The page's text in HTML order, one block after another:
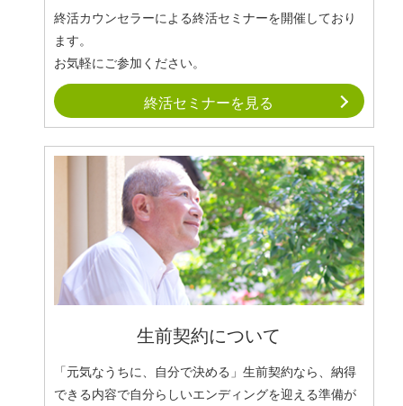
終活カウンセラーによる終活セミナーを開催しており
ます。
お気軽にご参加ください。
終活セミナーを見る
生前契約について
「元気なうちに、自分で決める」生前契約なら、納得
できる内容で自分らしいエンディングを迎える準備が